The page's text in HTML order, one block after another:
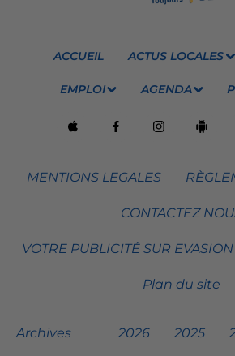
ACCUEIL ACTUS LOCALES
EMPLOI AGENDA
MENTIONS LEGALES
CONTACTEZ
VOTRE PUBLICITÉ SUR EVASION
Plan du site
Archives 2026 2025